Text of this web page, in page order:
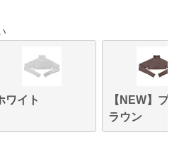
ワイト
【NEW】プ
ラウン